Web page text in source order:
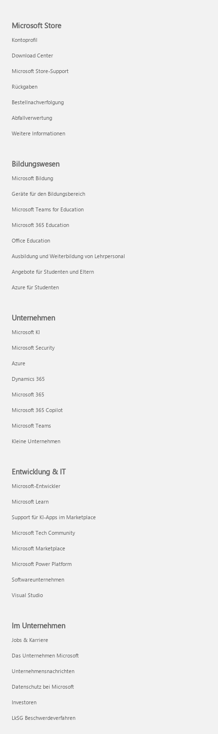
Microsoft Store
Kontoprofil
Download Center
Microsoft Store-Support
Rückgaben
Bestellnachverfolgung
Abfallverwertung
Weitere Informationen
Bildungswesen
Microsoft Bildung
Geräte für den Bildungsbereich
Microsoft Teams for Education
Microsoft 365 Education
Office Education
Ausbildung und Weiterbildung von Lehrpersonal
Angebote für Studenten und Eltern
Azure für Studenten
Unternehmen
Microsoft KI
Microsoft Security
Azure
Dynamics 365
Microsoft 365
Microsoft 365 Copilot
Microsoft Teams
Kleine Unternehmen
Entwicklung & IT
Microsoft-Entwickler
Microsoft Learn
Support für KI-Apps im Marketplace
Microsoft Tech Community
Microsoft Marketplace
Microsoft Power Platform
Softwareunternehmen
Visual Studio
Im Unternehmen
Jobs & Karriere
Das Unternehmen Microsoft
Unternehmensnachrichten
Datenschutz bei Microsoft
Investoren
LkSG Beschwerdeverfahren